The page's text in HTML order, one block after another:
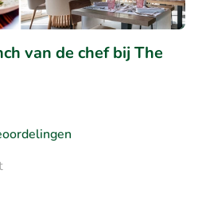
van de chef bij The